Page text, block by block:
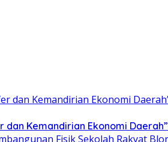
Kemandirian Ekonomi Daerah”